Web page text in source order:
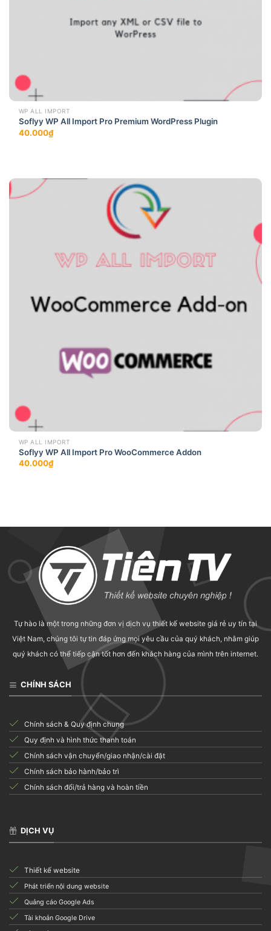
WP ALL IMPORT
Soflyy WP All Import Pro Premium WordPress Plugin
40.000₫
WP ALL IMPORT
Soflyy WP All Import Pro WooCommerce Addon
40.000₫
Tự hào là một trong những đơn vị dịch vụ thiết kế website giá rẻ uy tín tại
Việt Nam, chúng tôi tự tin đáp ứng mọi yêu cầu của quý khách, nhằm giúp
quý khách có thể tiếp cận tốt hơn đến khách hàng của mình trên internet.
CHÍNH SÁCH
Chính sách & Quy định chung
Quy định và hình thức thanh toán
Chính sách vận chuyển/giao nhận/cài đặt
Chính sách bảo hành/bảo trì
Chính sách đổi/trả hàng và hoàn tiền
DỊCH VỤ
Thiết kế website
Phát triển nội dung website
Quảng cáo Google Ads
Tài khoản Google Drive